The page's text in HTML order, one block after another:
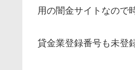
用の闇金サイトなので
貸金業登録番号も未登